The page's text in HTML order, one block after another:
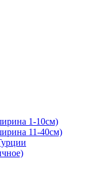
1-10см)
11-40см)